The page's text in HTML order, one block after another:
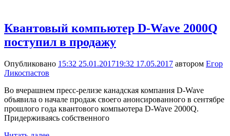
Квантовый компьютер D-Wave 2000Q
поступил в продажу
Опубликовано 15:32 25.01.201719:32 17.05.2017 автором Егор
Ликоспастов
Во вчерашнем пресс-релизе канадская компания D-Wave
объявила о начале продаж своего анонсированного в сентябре
прошлого года квантового компьютера D-Wave 2000Q.
Придерживаясь собственного